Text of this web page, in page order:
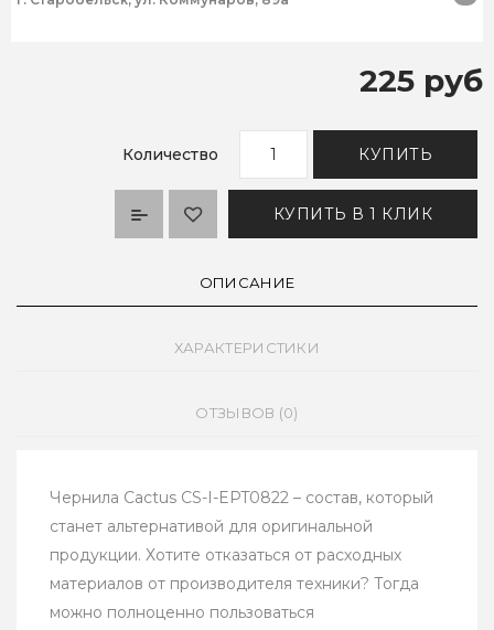
225 руб
Количество КУПИТЬ
КУПИТЬ В 1 КЛИК
ОПИСАНИЕ
ХАРАКТЕРИСТИКИ
ОТЗЫВОВ (0)
Чернила Cactus CS-I-EPT0822 – состав, который
станет альтернативой для оригинальной
продукции. Хотите отказаться от расходных
материалов от производителя техники? Тогда
можно полноценно пользоваться